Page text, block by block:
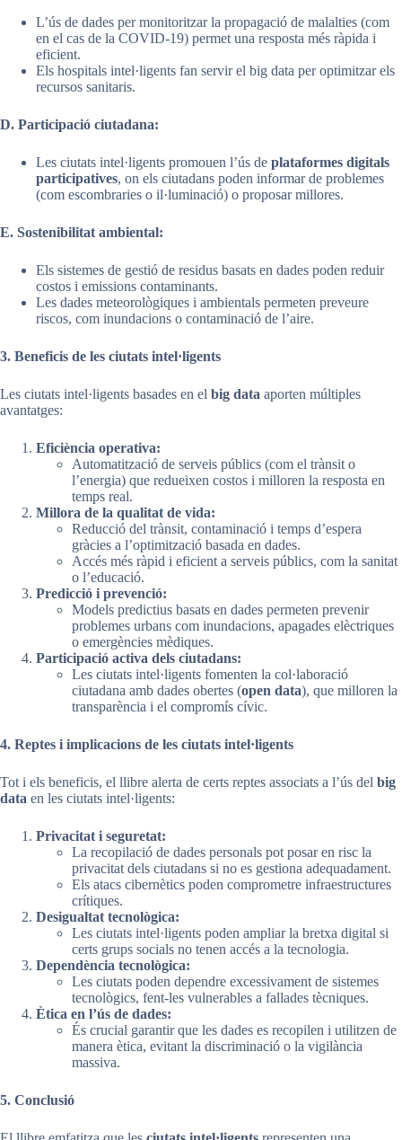
L’ús de dades per monitoritzar la propagació de malalties (com
en el cas de la COVID-19) permet una resposta més ràpida i
eficient.
Els hospitals intel·ligents fan servir el big data per optimitzar els
recursos sanitaris.
D. Participació ciutadana:
Les ciutats intel·ligents promouen l’ús de plataformes digitals
participatives, on els ciutadans poden informar de problemes
(com escombraries o il·luminació) o proposar millores.
E. Sostenibilitat ambiental:
Els sistemes de gestió de residus basats en dades poden reduir
costos i emissions contaminants.
Les dades meteorològiques i ambientals permeten preveure
riscos, com inundacions o contaminació de l’aire.
3. Beneficis de les ciutats intel·ligents
Les ciutats intel·ligents basades en el big data aporten múltiples
avantatges:
Eficiència operativa:
Automatització de serveis públics (com el trànsit o
l’energia) que redueixen costos i milloren la resposta en
temps real.
Millora de la qualitat de vida:
Reducció del trànsit, contaminació i temps d’espera
gràcies a l’optimització basada en dades.
Accés més ràpid i eficient a serveis públics, com la sanitat
o l’educació.
Predicció i prevenció:
Models predictius basats en dades permeten prevenir
problemes urbans com inundacions, apagades elèctriques
o emergències mèdiques.
Participació activa dels ciutadans:
Les ciutats intel·ligents fomenten la col·laboració
ciutadana amb dades obertes (open data), que milloren la
transparència i el compromís cívic.
4. Reptes i implicacions de les ciutats intel·ligents
Tot i els beneficis, el llibre alerta de certs reptes associats a l’ús del big
data en les ciutats intel·ligents:
Privacitat i seguretat:
La recopilació de dades personals pot posar en risc la
privacitat dels ciutadans si no es gestiona adequadament.
Els atacs cibernètics poden comprometre infraestructures
crítiques.
Desigualtat tecnològica:
Les ciutats intel·ligents poden ampliar la bretxa digital si
certs grups socials no tenen accés a la tecnologia.
Dependència tecnològica:
Les ciutats poden dependre excessivament de sistemes
tecnològics, fent-les vulnerables a fallades tècniques.
Ètica en l’ús de dades:
És crucial garantir que les dades es recopilen i utilitzen de
manera ètica, evitant la discriminació o la vigilància
massiva.
5. Conclusió